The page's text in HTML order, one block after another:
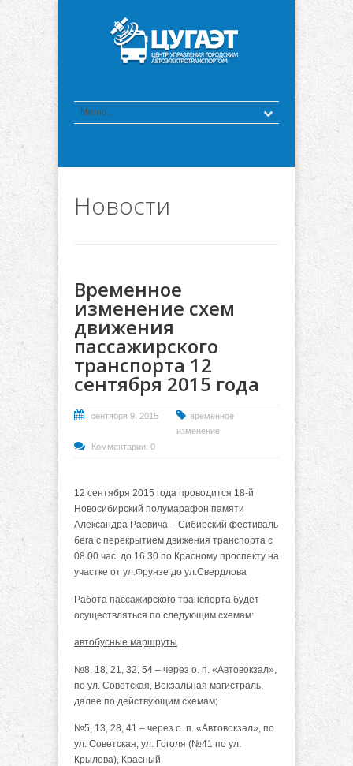
Новости
Временное
изменение схем
движения
пассажирского
транспорта 12
сентября 2015 года
сентября 9, 2015
временное
изменение
Комментарии: 0
12 сентября 2015 года проводится 18-й
Новосибирский полумарафон памяти
Александра Раевича – Сибирский фестиваль
бега с перекрытием движения транспорта с
08.00 час. до 16.30 по Красному проспекту на
участке от ул.Фрунзе до ул.Свердлова
Работа пассажирского транспорта будет
осуществляться по следующим схемам:
автобусные маршруты
№8, 18, 21, 32, 54 – через о. п. «Автовокзал»,
по ул. Советская, Вокзальная магистраль,
далее по действующим схемам;
№5, 13, 28, 41 – через о. п. «Автовокзал», по
ул. Советская, ул. Гоголя (№41 по ул.
Крылова), Красный